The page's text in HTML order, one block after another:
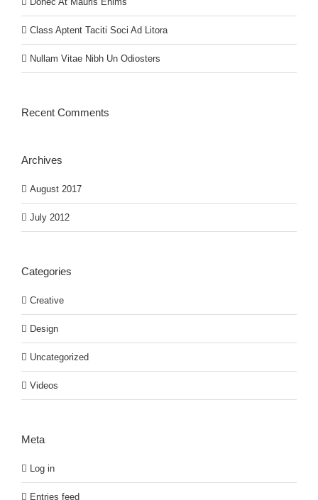
Class Aptent Taciti Soci Ad Litora
Nullam Vitae Nibh Un Odiosters
Recent Comments
Archives
August 2017
July 2012
Categories
Creative
Design
Uncategorized
Videos
Meta
Log in
Entries feed